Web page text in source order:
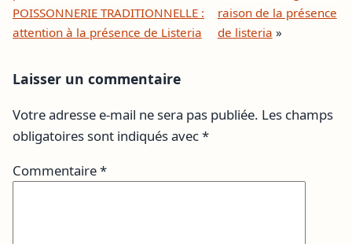
POISSONNERIE TRADITIONNELLE :
attention à la présence de Listeria
raison de la présence
de listeria »
Laisser un commentaire
Votre adresse e-mail ne sera pas publiée. Les champs
obligatoires sont indiqués avec*
Commentaire*